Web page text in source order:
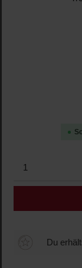
Produkt
Du